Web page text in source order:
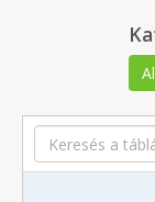
Search